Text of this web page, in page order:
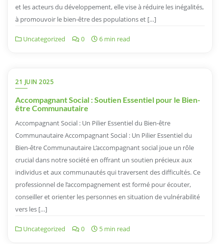
et les acteurs du développement, elle vise à réduire les inégalités,
à promouvoir le bien-être des populations et […]
Uncategorized 0 6 min read
21 JUIN 2025
Accompagnant Social : Soutien Essentiel pour le Bien-
être Communautaire
Accompagnant Social : Un Pilier Essentiel du Bien-être
Communautaire Accompagnant Social : Un Pilier Essentiel du
Bien-être Communautaire L’accompagnant social joue un rôle
crucial dans notre société en offrant un soutien précieux aux
individus et aux communautés qui traversent des difficultés. Ce
professionnel de l’accompagnement est formé pour écouter,
conseiller et orienter les personnes en situation de vulnérabilité
vers les […]
Uncategorized 0 5 min read